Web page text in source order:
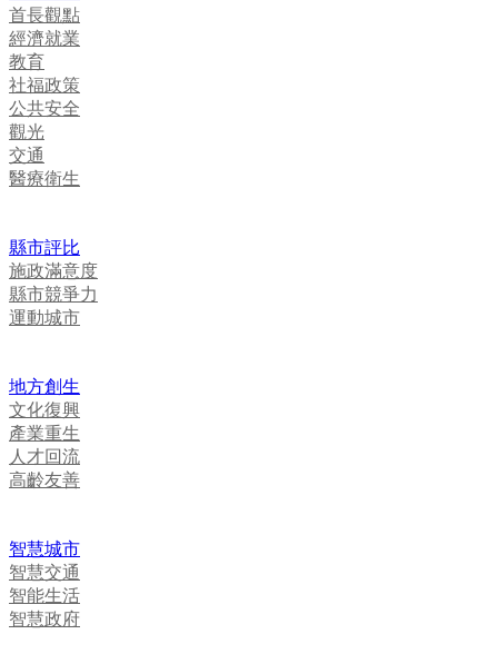
首長觀點
經濟就業
教育
社福政策
公共安全
觀光
交通
醫療衛生
縣市評比
施政滿意度
縣市競爭力
運動城市
地方創生
文化復興
產業重生
人才回流
高齡友善
智慧城市
智慧交通
智能生活
智慧政府